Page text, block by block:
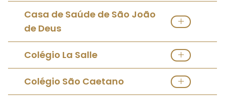
Casa de Saúde de São João
de Deus
Ver Instituto Religioso Masculino
Colégio La Salle
Ver Instituto Religioso Masculino
Colégio São Caetano